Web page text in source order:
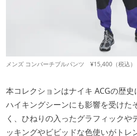
メンズ コンバーチブルパンツ ¥15,400（税込）
本コレクションはナイキ ACGの歴
ハイキングシーンにも影響を受けた
く、ひねりの入ったグラフィックや
ッキングやビビッドな色使いがトレ